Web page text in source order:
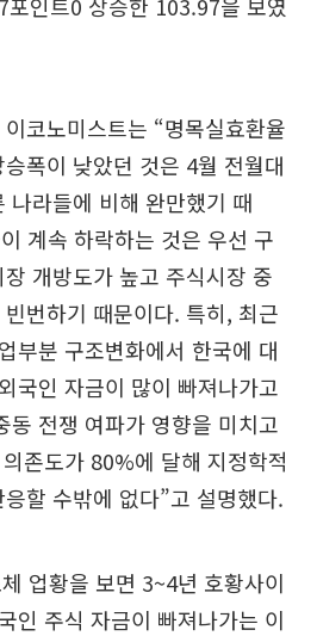
코노미스트는 “명목실효환율
폭이 낮았던 것은 4월 전월대
나라들에 비해 완만했기 때
계속 하락하는 것은 우선 구
개방도가 높고 주식시장 중
번하기 때문이다. 특히, 최근
부분 구조변화에서 한국에 대
국인 자금이 많이 빠져나가고
동 전쟁 여파가 영향을 미치고
존도가 80%에 달해 지정학적
할 수밖에 없다”고 설명했다.
업황을 보면 3~4년 호황사이
인 주식 자금이 빠져나가는 이